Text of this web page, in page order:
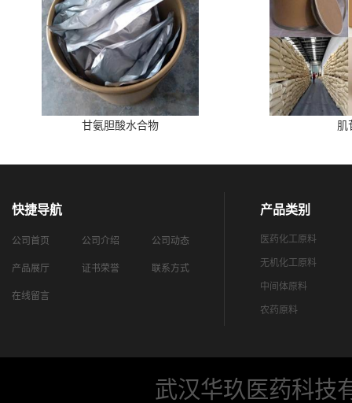
甘氨胆酸水合物 肌
快捷导航
公司首页 公司介绍 公司动态
产品展厅 证书荣誉 联系方式
在线留言
产品类别
医药化工原料
无机化工原料
中间体原料
农药原料
武汉华玖医药科技